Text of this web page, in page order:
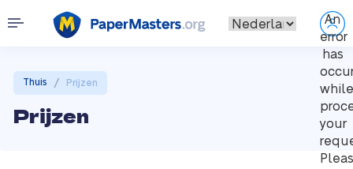
An
error
has
while
your
Thuis / Prijzen
Prijzen